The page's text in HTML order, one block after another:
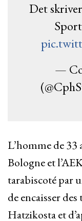
Det
—
L’homme de
Bologne et
tarabiscoté par
de encaisser
Hatzikosta et